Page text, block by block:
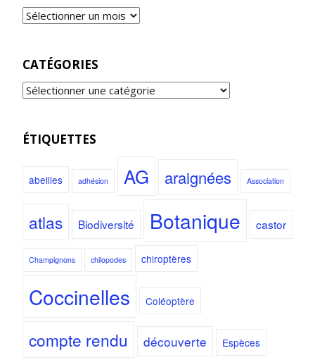
CATÉGORIES
ÉTIQUETTES
abeilles adhésion AG araignées Association
atlas Biodiversité Botanique castor
Champignons chilopodes chiroptères
Coccinelles Coléoptère
compte rendu découverte Espèces